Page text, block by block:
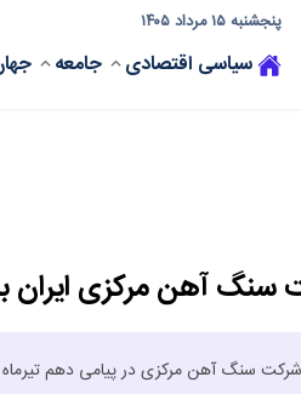
پنجشنبه ۱۵ مرداد ۱۴۰۵
سیاسی اقتصادی جامعه
سنگ آهن مرکزی
سنگ آهن مرکزی در پیامی دهم